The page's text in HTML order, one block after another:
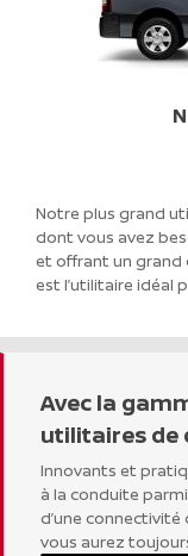
Notre plus grand
dont vous avez
et offrant un grand
est l’utilitaire idéal
Avec la
utilitaires de
Innovants et
à la conduite parmi
d’une connectivité
vous aurez